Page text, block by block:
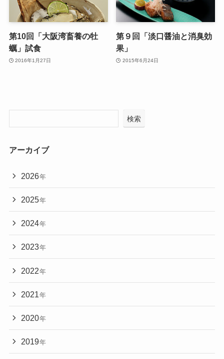
第10回「大阪湾畜養の牡
蠣」試食
2016年1月27日
第９回「淡口醤油と消臭効
果」
2015年6月24日
検索
アーカイブ
2026年
2025年
2024年
2023年
2022年
2021年
2020年
2019年